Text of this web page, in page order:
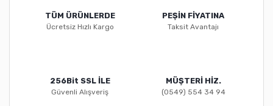
TÜM ÜRÜNLERDE
Ücretsiz Hızlı Kargo
PEŞİN FİYATINA
Taksit Avantajı
256Bit SSL İLE
Güvenli Alışveriş
MÜŞTERİ HİZ.
(0549) 554 34 94